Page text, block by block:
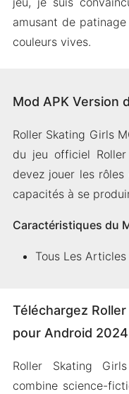
amusant de
couleurs vives.
Mod APK Version
Roller Skating Girls
du jeu officiel
devez jouer les
capacités à se
Caractéristiques du
Tous Les
Téléchargez
pour Android 2024
Roller Skating
combine science-